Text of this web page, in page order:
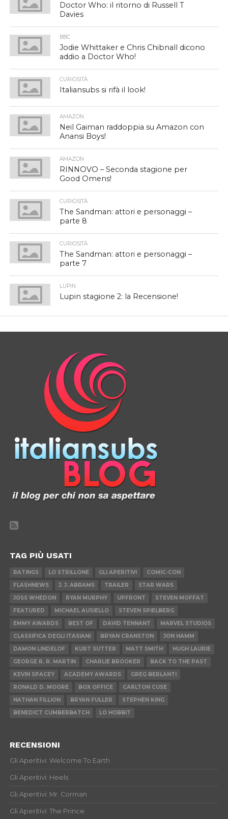
Doctor Who: il ritorno di Russell T
Davies
BBC
Jodie Whittaker e Chris Chibnall dicono
addio a Doctor Who!
CURIOSITÀ
Italiansubs si rifà il look!
AMAZON
Neil Gaiman raddoppia su Amazon con
Anansi Boys!
AMAZON
RINNOVO – Seconda stagione per
Good Omens!
CURIOSITÀ
The Sandman: attori e personaggi –
parte 8
CURIOSITÀ
The Sandman: attori e personaggi –
parte 7
LUPIN
Lupin stagione 2: la Recensione!
TAG PIÙ USATI
RATINGS LO STRILLONE GLI APERITIVI
COMIC-CON
FLASHNEWS
J. J. ABRAMS TRAILER
STAR WARS
JOSS WHEDON
RYAN MURPHY UPFRONT
STEVEN MOFFAT
FEATURED
MICHAEL AUSIELLO
STEVEN SPIELBERG
EMMY AWARDS
BEST OF DAVID TENNANT
MARVEL STUDIOS
CLASSIFICA DEGLI ITASIANI
BRYAN CRANSTON
JON HAMM
DAMON LINDELOF
KURT SUTTER MATT SMITH
HUGH LAURIE
GEORGE R. R. MARTIN
CHARLIE BROOKER
BACK TO THE PAST
KEVIN SPACEY
ACADEMY AWARDS
GREG BERLANTI
RONALD D. MOORE
BOX OFFICE
CARLTON CUSE
NATHAN FILLION
BRYAN FULLER
STEPHEN KING
BENEDICT CUMBERBATCH
LO HOBBIT
RECENSIONI
Gli Aperitivi: Welcome To Earth
Gli Aperitivi: Heels
Gli Aperitivi: Mr. Corman
Gli Aperitivi: The Prince